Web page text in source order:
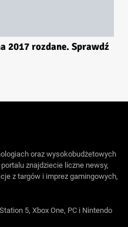
2017 rozdane. Sprawdź
oraz wysokobudżetowych
znajdziecie liczne newsy,
z targów i imprez gamingowych,
5, Xbox One, PC i Nintendo